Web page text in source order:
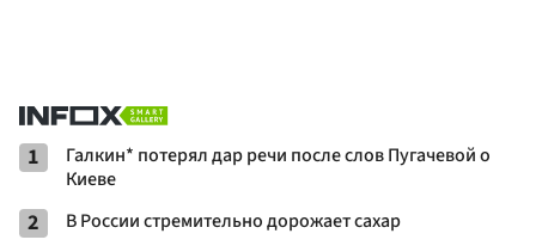
1
Галкин* потерял дар речи после слов Пугачевой о
Киеве
2 В России стремительно дорожает сахар